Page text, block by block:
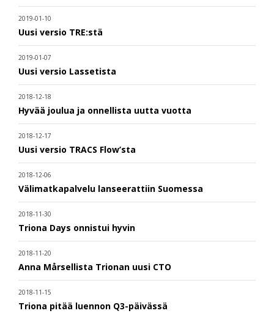
2019-01-10
Uusi versio TRE:stä
2019-01-07
Uusi versio Lassetista
2018-12-18
Hyvää joulua ja onnellista uutta vuotta
2018-12-17
Uusi versio TRACS Flow’sta
2018-12-06
Välimatkapalvelu lanseerattiin Suomessa
2018-11-30
Triona Days onnistui hyvin
2018-11-20
Anna Mårsellista Trionan uusi CTO
2018-11-15
Triona pitää luennon Q3-päivässä